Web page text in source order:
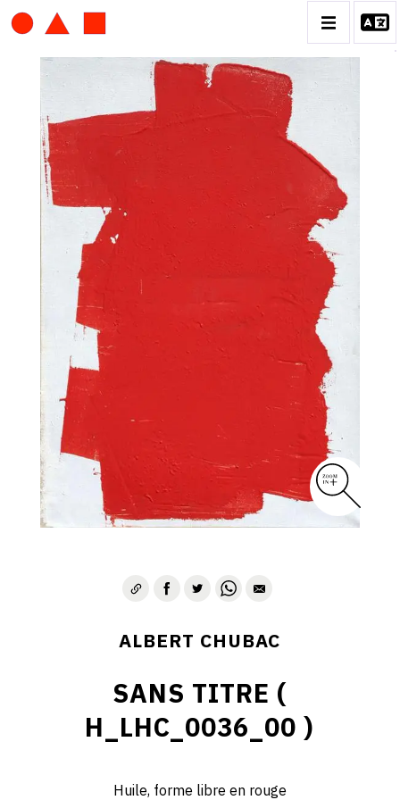
ALBERT CHUBAC
BIOGRAPHIE
CATALOGUE DES OEUVRES
CONTACT
ALBERT CHUBAC
SANS TITRE (
H_LHC_0036_00 )
Huile, forme libre en rouge